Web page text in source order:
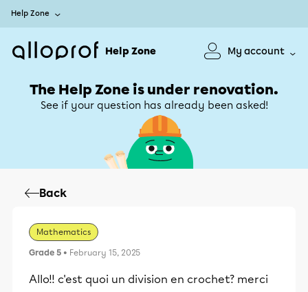
Help Zone
Help Zone My account
The Help Zone is under renovation.
See if your question has already been asked!
Back
Mathematics
Grade 5 • February 15, 2025
Allo!! c'est quoi un division en crochet? merci